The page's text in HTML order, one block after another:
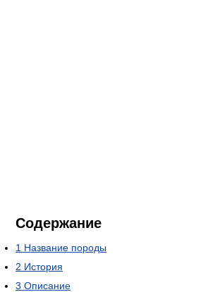
Содержание
1 Название породы
2 История
3 Описание